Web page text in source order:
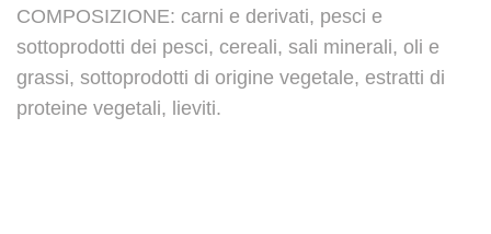
COMPOSIZIONE: carni e derivati, pesci e
sottoprodotti dei pesci, cereali, sali minerali, oli e
grassi, sottoprodotti di origine vegetale, estratti di
proteine vegetali, lieviti.